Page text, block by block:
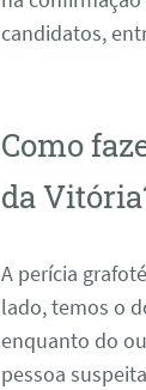
candidatos,
Como
da
A perícia
lado, temos o
enquanto do
pessoa